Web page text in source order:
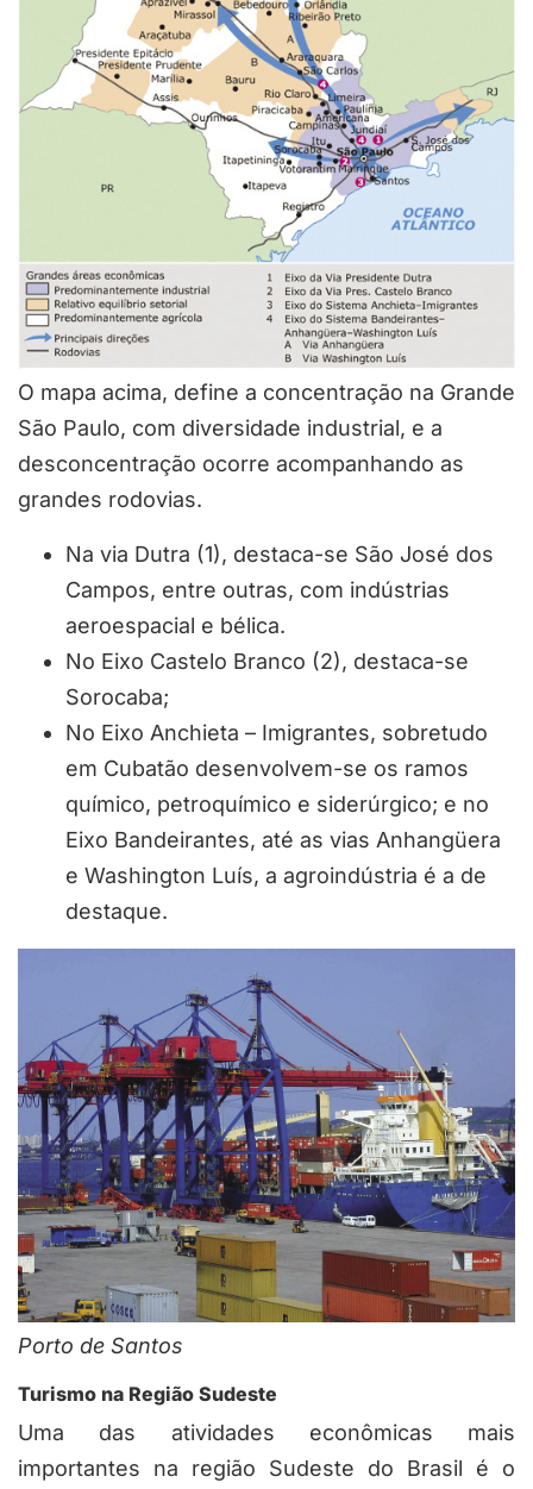
O mapa acima, define a concentração na Grande
São Paulo, com diversidade industrial, e a
desconcentração ocorre acompanhando as
grandes rodovias.
Na via Dutra (1), destaca-se São José dos
Campos, entre outras, com indústrias
aeroespacial e bélica.
No Eixo Castelo Branco (2), destaca-se
Sorocaba;
No Eixo Anchieta – Imigrantes, sobretudo
em Cubatão desenvolvem-se os ramos
químico, petroquímico e siderúrgico; e no
Eixo Bandeirantes, até as vias Anhangüera
e Washington Luís, a agroindústria é a de
destaque.
Porto de Santos
Turismo na Região Sudeste
Uma das atividades econômicas mais
importantes na região Sudeste do Brasil é o